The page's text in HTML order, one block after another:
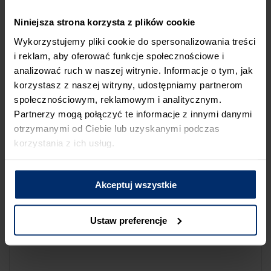
Niniejsza strona korzysta z plików cookie
Wykorzystujemy pliki cookie do spersonalizowania treści
i reklam, aby oferować funkcje społecznościowe i
analizować ruch w naszej witrynie. Informacje o tym, jak
korzystasz z naszej witryny, udostępniamy partnerom
społecznościowym, reklamowym i analitycznym.
Partnerzy mogą połączyć te informacje z innymi danymi
otrzymanymi od Ciebie lub uzyskanymi podczas
korzystania z ich usług.
Akceptuj wszystkie
Ustaw preferencje
Jeśli uważasz, że ten sklep nie powinien znaleźć się na liście
sklepów współpracujących z firmą Śnieżka lub zauważyłeś, że
dane które posiadamy są niepoprawne albo nieaktualne,
możesz zgłosić nam ten fakt przez poniższy formularz:
Powód zgłoszenia
Opis zgłoszenia